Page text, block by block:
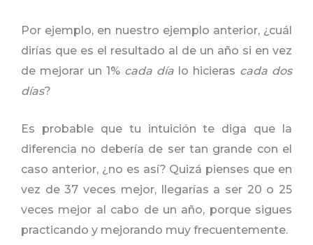
Por ejemplo, en nuestro ejemplo anterior, ¿cuál
dirías que es el resultado al de un año si en vez
de mejorar un 1% cada día lo hicieras cada dos
días?
Es probable que tu intuición te diga que la
diferencia no debería de ser tan grande con el
caso anterior, ¿no es así? Quizá pienses que en
vez de 37 veces mejor, llegarías a ser 20 o 25
veces mejor al cabo de un año, porque sigues
practicando y mejorando muy frecuentemente.